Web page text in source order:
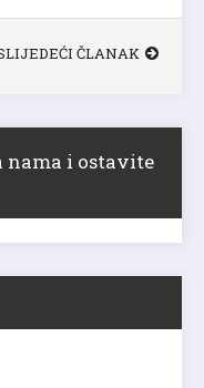
ČLANAK
nama i ostavite